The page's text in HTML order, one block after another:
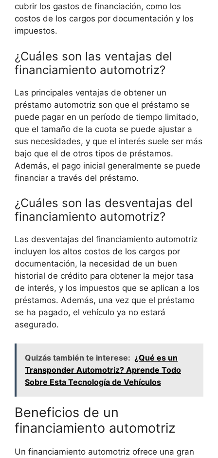
cubrir los gastos de financiación, como los
costos de los cargos por documentación y los
impuestos.
¿Cuáles son las ventajas del
financiamiento automotriz?
Las principales ventajas de obtener un
préstamo automotriz son que el préstamo se
puede pagar en un período de tiempo limitado,
que el tamaño de la cuota se puede ajustar a
sus necesidades, y que el interés suele ser más
bajo que el de otros tipos de préstamos.
Además, el pago inicial generalmente se puede
financiar a través del préstamo.
¿Cuáles son las desventajas del
financiamiento automotriz?
Las desventajas del financiamiento automotriz
incluyen los altos costos de los cargos por
documentación, la necesidad de un buen
historial de crédito para obtener la mejor tasa
de interés, y los impuestos que se aplican a los
préstamos. Además, una vez que el préstamo
se ha pagado, el vehículo ya no estará
asegurado.
Quizás también te interese: ¿Qué es un
Transponder Automotriz? Aprende Todo
Sobre Esta Tecnología de Vehículos
Beneficios de un
financiamiento automotriz
Un financiamiento automotriz ofrece una gran